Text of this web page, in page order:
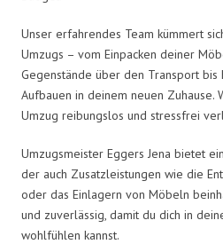
Unser erfahrendes Team kümmert
Umzugs – vom Einpacken deiner
Gegenstände über den Transport bis
Aufbauen in deinem neuen Zuhause.
Umzug reibungslos und stressfrei
Umzugsmeister Eggers Jena bietet
der auch Zusatzleistungen wie die
oder das Einlagern von Möbeln
und zuverlässig, damit du dich in
wohlfühlen kannst.